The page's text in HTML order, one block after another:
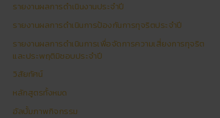
รายงานผลการดําเนินงานประจําปี
รายงานผลการดำเนินการป้องกันการทุจริตประจำปี
รายงานผลการดำเนินการเพื่อจัดการความเสี่ยงการทุจริต
และประพฤติมิชอบประจำปี
วิสัยทัศน์
หลักสูตรทั้งหมด
อัลบั้มภาพกิจกรรม